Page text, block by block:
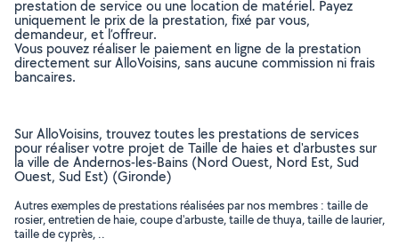
prestation de service ou une location de matériel. Payez
uniquement le prix de la prestation, fixé par vous,
demandeur, et l’offreur.
Vous pouvez réaliser le paiement en ligne de la prestation
directement sur AlloVoisins, sans aucune commission ni frais
bancaires.
Sur AlloVoisins, trouvez toutes les prestations de services
pour réaliser votre projet de Taille de haies et d'arbustes sur
la ville de Andernos-les-Bains (Nord Ouest, Nord Est, Sud
Ouest, Sud Est) (Gironde)
Autres exemples de prestations réalisées par nos membres : taille de
rosier, entretien de haie, coupe d'arbuste, taille de thuya, taille de laurier,
taille de cyprès, ..